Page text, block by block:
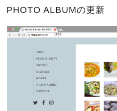
PHOTO ALBUMの更新